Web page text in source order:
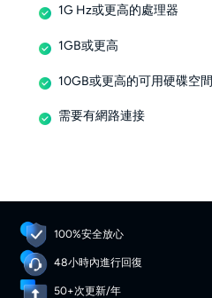
1G Hz或更高的處理器
1GB或更高
10GB或更高的可用硬碟空間
需要有網路連接
100%安全放心
48小時內進行回復
50+次更新/年